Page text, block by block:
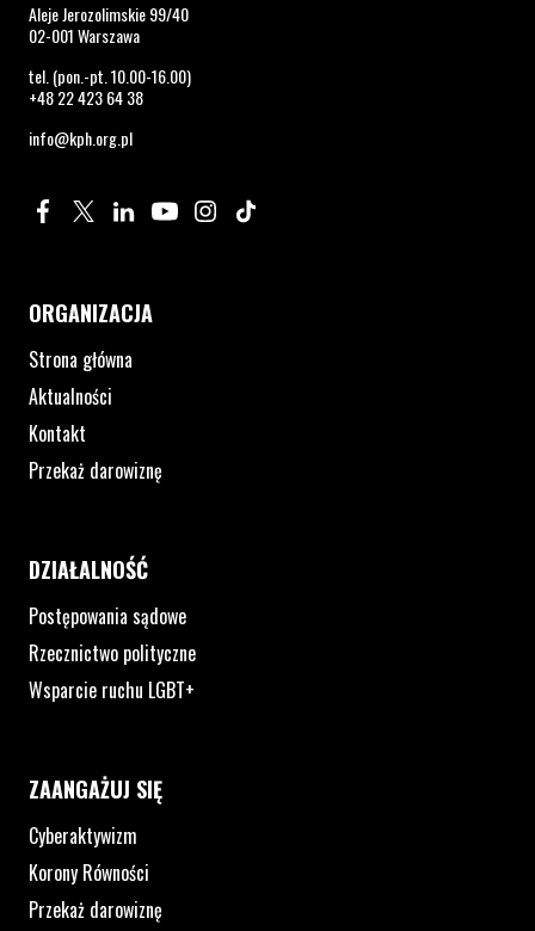
Aleje Jerozolimskie 99/40
02-001 Warszawa
tel. (pon.-pt. 10.00-16.00)
+48 22 423 64 38
info@kph.org.pl
Profil na Facebook. Strona otwiera się w nowym oknie.
Profil na Twitter. Strona otwiera się w nowym oknie.
Profil na LinkedIn. Strona otwiera się w nowym oknie.
Profil na YouTube. Strona otwiera się w nowym
Profil na Instagram. Strona otwiera się
ORGANIZACJA
Strona główna
Aktualności
Kontakt
Przekaż darowiznę
DZIAŁALNOŚĆ
Postępowania sądowe
Rzecznictwo polityczne
Wsparcie ruchu LGBT+
ZAANGAŻUJ SIĘ
Cyberaktywizm
Korony Równości
Przekaż darowiznę